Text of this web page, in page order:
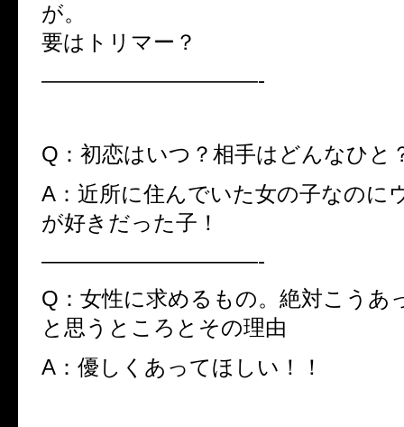
が。
要はトリマー？
——————————-
Q：初恋はいつ？相手はどんなひと
A：近所に住んでいた女の子なのに
が好きだった子！
——————————-
Q：女性に求めるもの。絶対こうあ
と思うところとその理由
A：優しくあってほしい！！